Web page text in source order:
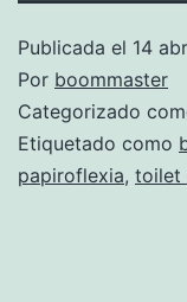
Publicada el 14
Por boommaster
Categorizado
Etiquetado como
papiroflexia, toilet